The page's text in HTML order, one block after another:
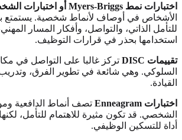
اختبارات نمط Myers-Briggs أو اختبارات الشخصيات الـ 16
الأشخاص في أوصاف لأنماط شخصية. يستمتع
للتأمل الذاتي، والتواصل، وأفكار المسار
استخدامها بحذر في قرارات التوظيف.
تقييمات DISC
تركز غالبا على التواصل في
السلوكي. وهي شائعة في تطوير الفرق،
القيادة.
اختبارات Enneagram
تصف أنماط الدافعية
الشخصي. قد تكون مثيرة للاهتمام للتأمل،
أداة للتسكين الوظيفي.